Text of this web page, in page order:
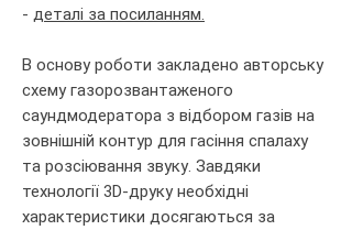
- деталі за посиланням.
В основу роботи закладено авторську
схему газорозвантаженого
саундмодератора з відбором газів на
зовнішній контур для гасіння спалаху
та розсіювання звуку. Завдяки
технології 3D-друку необхідні
характеристики досягаються за